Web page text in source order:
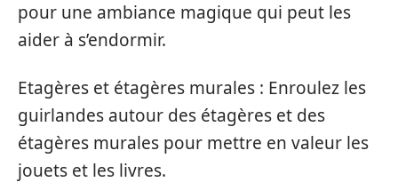
pour une ambiance magique qui peut les
aider à s’endormir.
Etagères et étagères murales : Enroulez les
guirlandes autour des étagères et des
étagères murales pour mettre en valeur les
jouets et les livres.